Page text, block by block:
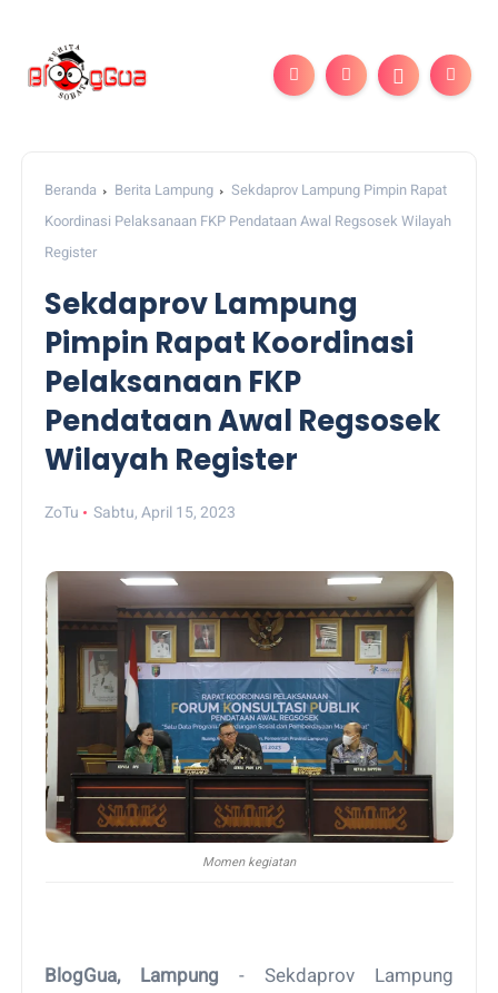
Beranda Berita Lampung
Sekdaprov Lampung Pimpin Rapat
Koordinasi Pelaksanaan FKP Pendataan Awal Regsosek Wilayah
Register
Sekdaprov Lampung
Pimpin Rapat Koordinasi
Pelaksanaan FKP
Pendataan Awal Regsosek
Wilayah Register
ZoTu Sabtu, April 15, 2023
Momen kegiatan
BlogGua, Lampung - Sekdaprov Lampung